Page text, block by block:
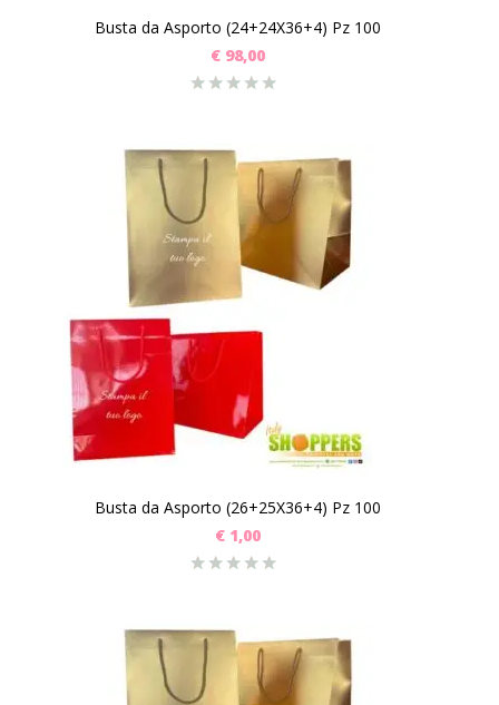
Busta da Asporto (24+24X36+4) Pz 100
€ 98,00
Busta da Asporto (26+25X36+4) Pz 100
€ 1,00